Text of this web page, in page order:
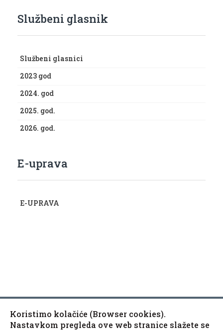
Službeni glasnik
Službeni glasnici
2023 god
2024. god
2025. god.
2026. god.
E-uprava
E-UPRAVA
Copyright © 2010-2020 Općina Kaptol, Školska 3, 34334
Kaptol
Koristimo kolačiće (Browser cookies).
Nastavkom pregleda ove web stranice slažete se